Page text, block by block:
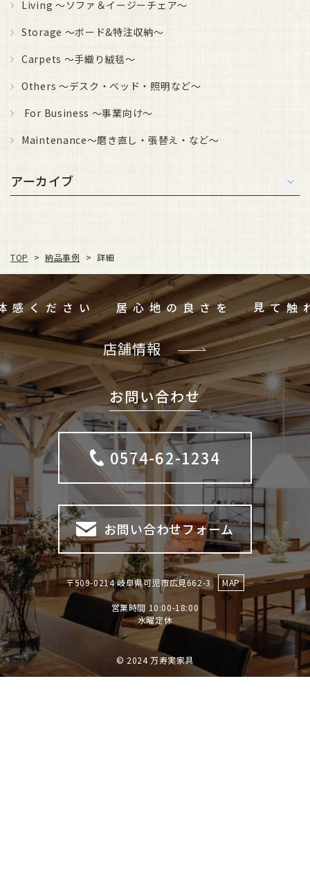
Living ～ソファ＆イージーチェア～
Storage ～ボード&特注収納～
Carpets ～手織り絨毯～
Others ～デスク・ベッド・照明など～
For Business ～事業向け～
Maintenance～磨き直し・張替え・など～
アーカイブ
TOP > 納品事例 > 詳細
ご体感ください 居心地の良さを
店舗情報
お問い合わせ
0574-62-1234
お問い合わせフォーム
〒509-0214 岐阜県可児市広見662-3 MAP
営業時間 10:00-18:00
​​​​​​​水曜定休
© 2024 万寿実家具